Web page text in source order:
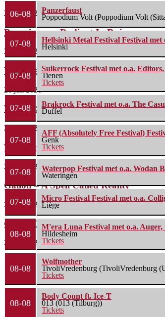
29 juli 2026
Boneripper – Radiant In Ruin
27 juli 2026
Waterparks – Jinx
26 juli 2026
Wailin’ Storms – The Arsonist
26 juli 2026
The Fifth Alliance – Stenahoria
22 juli 2026
Gallon – A Spell Called Reality
22 juli 2026
Green Carnation – A Dark Poem II:
20 juli 2026
06-08
Panzerfaust
Poppodium Volt (Poppodium Volt
07-08
Hellsinki Metal Festival Festival
Helsinki
07-08
Suikerrock Festival met o.a.
Tienen
Tickets
07-08
Brakrock Festival met o.a. The
Duffel
07-08
AFF (Absolutely Free Festival)
Genk
Tickets
07-08
Waterpop Festival met o.a. Wodan
Wateringen
07-08
Micro Festival Festival met o.a.
Liège
08-08
M'era Luna Festival met o.a.
Hildesheim
Tickets
08-08
Wolfmother
TivoliVredenburg (TivoliVredenburg
Tickets
08-08
Body Count ft. Ice-T
013 (013 (Tilburg))
Tickets